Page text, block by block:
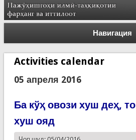
Навигация
Activities calendar
05 апреля 2016
Ба кўҳ овози хуш деҳ, то
хуш ояд